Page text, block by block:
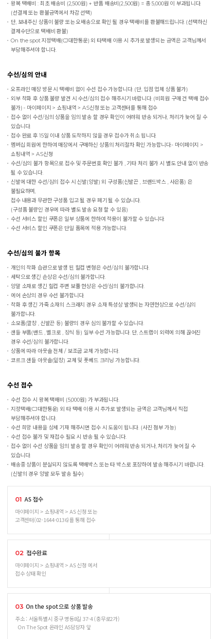
왕복 택배비 : 최초 배송비 (2,500원) + 반품 배송비(2,500원) = 총 5,000원 이 부과됩니다.
(선결제 또는 환불금액에서 차감 선택)
단, 보내주신 상품이 불량 또는 오배송으로 확인 될 경우 택배비를 환불해드립니다. (선택하신
결제수단으로 택배비 환불)
On the spot지정택배(CJ대한통운) 외 타택배 이용 시 추가로 발생되는 금액은 고객님께서
부담해주셔야 합니다.
수선/심의 안내
오프라인 매장 방문 시 택배비 없이 수선 접수 가능합니다. (단, 입점 업체 상품 불가)
외부 착화 후 상품 불량 발견 시 수선/심의 접수 해주시기 바랍니다. (비회원 구매 건 택배 접수
불가) - 마이페이지 > 쇼핑내역 > AS신청 또는 고객센터를 통해 접수
접수 없이 수선/심의 상품을 임의 발송 할 경우 확인이 어려워 반송 되거나, 처리가 늦어 질 수
있습니다.
접수 완료 후 15일 이내 상품 도착하지 않을 경우 접수가 취소 됩니다.
멤버십 회원에 한하여 매장에서 구매하신 상품의 처리절차 확인 가능합니다.- 마이페이지 >
쇼핑내역 > AS신청
수선/심의 불가 항목으로 접수 및 주문번호 확인 불가 , 기타 처리 불가 시 별도 안내 없이 반송
될 수 있습니다.
신발에 대한 수선/심의 접수 시 신발(양발) 외 구성품(신발끈 , 브랜드박스 , 사은품) 은
불필요하며,
접수 내용과 무관한 구성품 입고 될 경우 폐기 될 수 있습니다.
(구성품 불량인 경우에 따라 별도 발송 요청 할 수 있음)
수선 서비스 할인 쿠폰은 일부 상품에 한하여 적용이 불가할 수 있습니다.
수선 서비스 할인 쿠폰은 단일 품목에 적용 가능합니다.
수선/심의 불가 항목
개인의 착화 습관으로 발생 된 힐컵 변형은 수선/심의 불가합니다.
세탁으로 생긴 손상은 수선/심의 불가합니다.
양말 소재로 생긴 힐컵 주변 보풀 현상은 수선/심의 불가합니다.
에어 손상의 경우 수선 불가합니다.
착화 후 생긴 가죽 소재의 스크래치 경우 소재 특성상 발생되는 자연현상으로 수선/심의
불가합니다.
소모품(깔창 , 신발끈 등) 불량의 경우 심의 불가할 수 있습니다.
샌들 부품(밴드 , 벨크로 , 장식 등) 일부 수선 가능합니다. 단, 스트랩이 외력에 의해 끊어진
경우 수선/심의 불가합니다.
상품에 따라 아웃솔 전체 / 보조굽 교체 가능합니다.
코르크 샌들 아웃솔(밑창) 교체 및 풋베드 크리닝 가능합니다.
수선 접수
수선 접수 시 왕복 택배비 (5,000원) 가 부과됩니다.
지정택배(CJ대한통운) 외 타 택배 이용 시 추가로 발생되는 금액은 고객님께서 직접
부담해주셔야 합니다.
수선 희망 내용을 상세 기재 해주시면 접수 시 도움이 됩니다. (사진 첨부 가능)
수선 접수 불가 및 재접수 필요 시 반송 될 수 있습니다.
접수 없이 수선 상품을 임의 발송 할 경우 확인이 어려워 반송 되거나, 처리가 늦어 질 수
있습니다.
배송중 상품이 분실되지 않도록 택배박스 또는 타 박스로 포장하여 발송 해주시기 바랍니다.
(신발의 경우 양발 모두 발송 필수)
01 AS 접수
마이페이지 > 쇼핑내역 > AS 신청 또는
고객센터(02-1644-0136)를 통해 접수
02 접수완료
마이페이지 > 쇼핑내역 > AS 신청 에서
접수 상태 확인
03 On the spot으로 상품 발송
주소 : 서울특별시 중구 명동8길 37-4 (충무로2가)
On The Spot 온라인 AS담당자 앞